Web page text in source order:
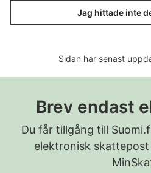
Jag hittade inte
Sidan har senast
Brev endast
Du får tillgång till
elektronisk